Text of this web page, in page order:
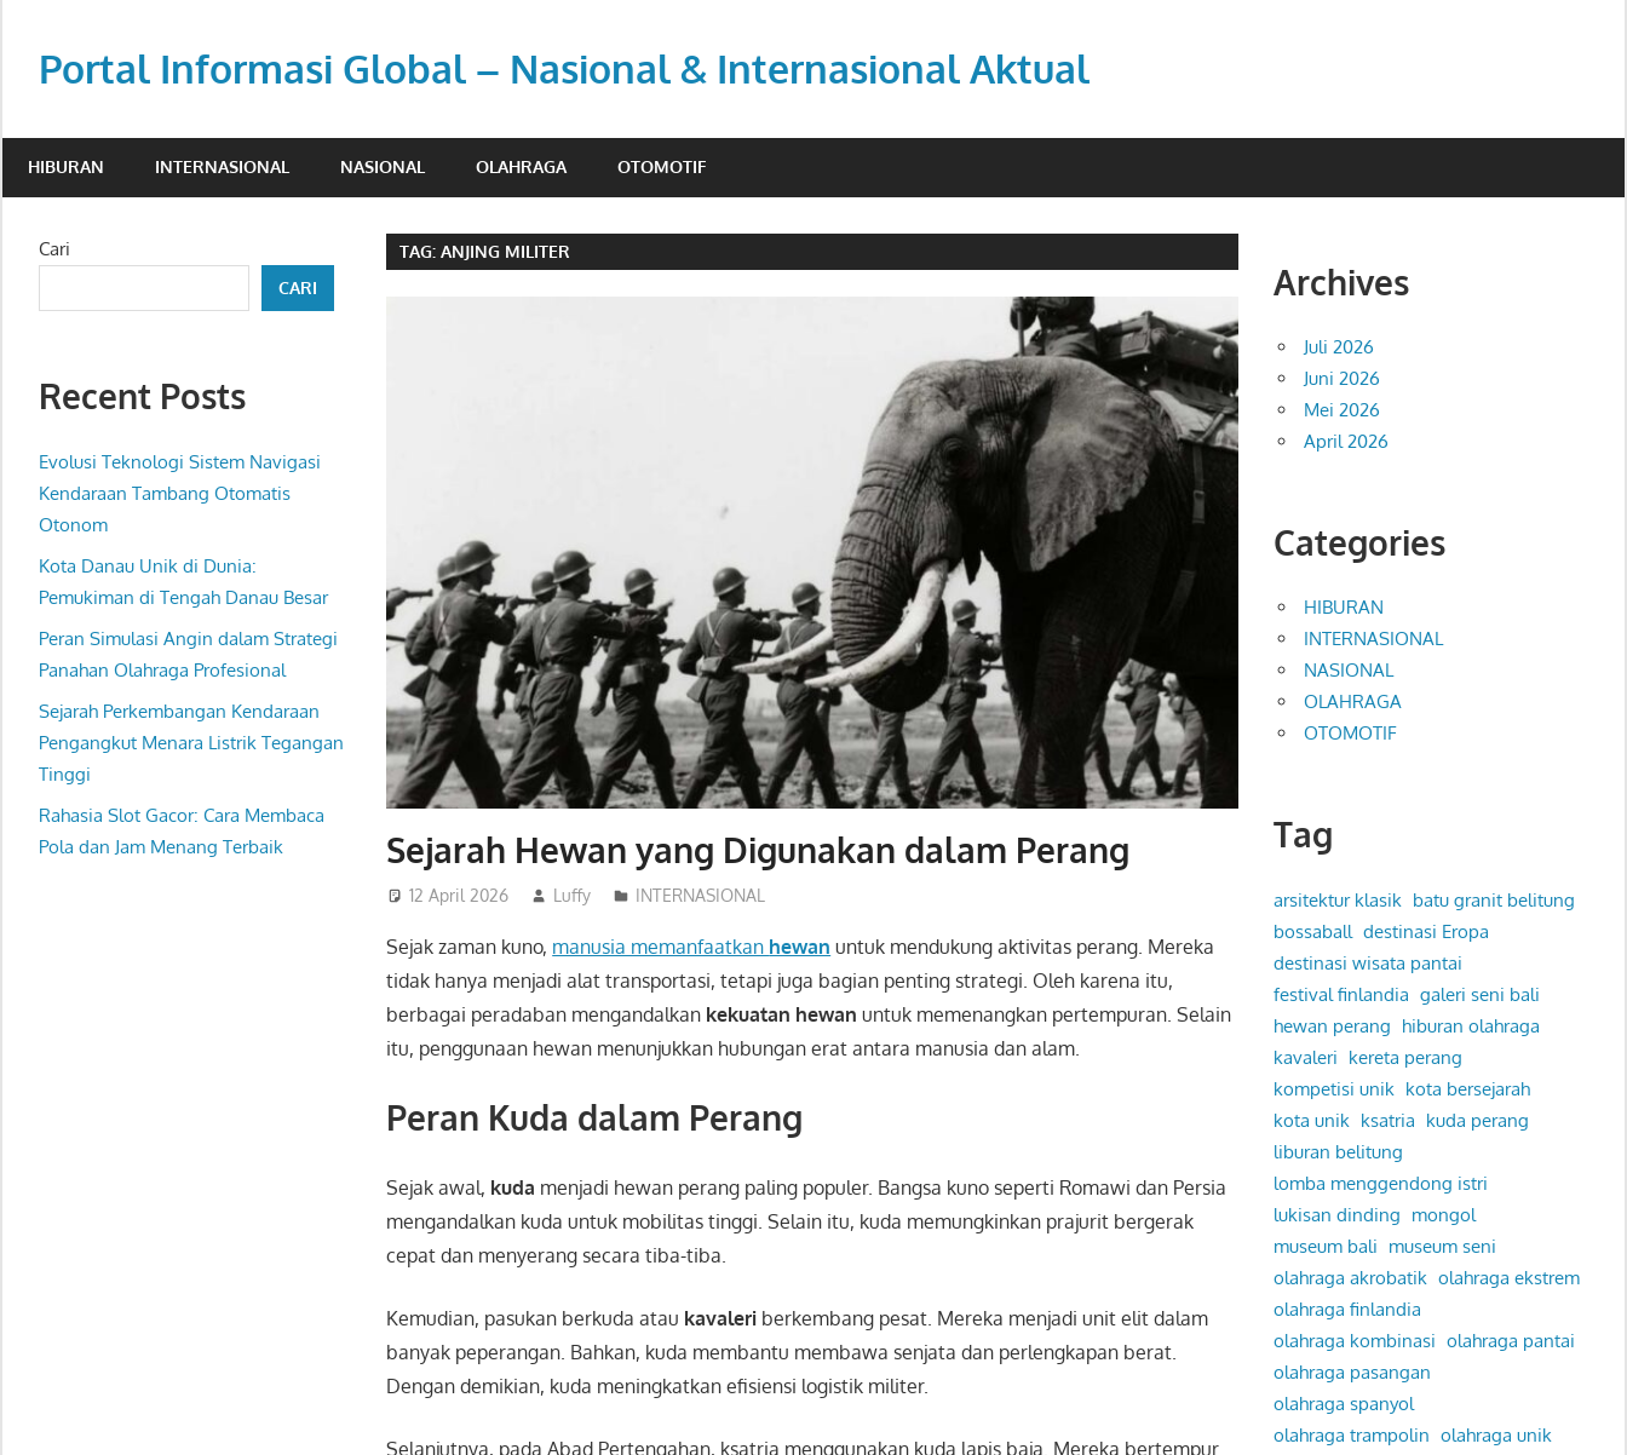
contentPortal Informasi Global – Nasional & Internasional Aktual
kredibel
pembaca
aktif.
HIBURAN INTERNASIONAL NASIONAL OLAHRAGA OTOMOTIF
TAG:ANJING MILITER
Sejarah Hewan yang Digunakan dalam Perang
12 April 2026 Luffy INTERNASIONAL
Sejak zaman kuno, manusia memanfaatkan hewan untuk mendukung aktivitas perang. Mereka
tidak hanya menjadi alat transportasi, tetapi juga bagian penting strategi. Oleh karena itu,
berbagai peradaban mengandalkan kekuatan hewan untuk memenangkan pertempuran. Selain
itu, penggunaan hewan menunjukkan hubungan erat antara manusia dan alam.
Peran Kuda dalam Perang
Sejak awal, kuda menjadi hewan perang paling populer. Bangsa kuno seperti Romawi dan Persia
mengandalkan kuda untuk mobilitas tinggi. Selain itu, kuda memungkinkan prajurit bergerak
cepat dan menyerang secara tiba-tiba.
Kemudian, pasukan berkuda atau kavaleri berkembang pesat. Mereka menjadi unit elit dalam
banyak peperangan. Bahkan, kuda membantu membawa senjata dan perlengkapan berat.
Dengan demikian, kuda meningkatkan efisiensi logistik militer.
Selanjutnya, pada Abad Pertengahan, ksatria menggunakan kuda lapis baja. Mereka bertempur
Cari
CARI
Recent Posts
Evolusi Teknologi Sistem Navigasi
Kendaraan Tambang Otomatis
Otonom
Kota Danau Unik di Dunia:
Pemukiman di Tengah Danau Besar
Peran Simulasi Angin dalam Strategi
Panahan Olahraga Profesional
Sejarah Perkembangan Kendaraan
Pengangkut Menara Listrik Tegangan
Tinggi
Rahasia Slot Gacor: Cara Membaca
Pola dan Jam Menang Terbaik
Archives
Juli 2026
Juni 2026
Mei 2026
April 2026
Categories
HIBURAN
INTERNASIONAL
NASIONAL
OLAHRAGA
OTOMOTIF
Tag
arsitektur klasik batu granit belitung
bossaball destinasi Eropa
destinasi wisata pantai
festival finlandia galeri seni bali
hewan perang hiburan olahraga
kavaleri kereta perang
kompetisi unik kota bersejarah
kota unik ksatria kuda perang
liburan belitung
lomba menggendong istri
lukisan dinding mongol
museum bali museum seni
olahraga akrobatik olahraga ekstrem
olahraga finlandia
olahraga kombinasi olahraga pantai
olahraga pasangan
olahraga spanyol
olahraga trampolin olahraga unik